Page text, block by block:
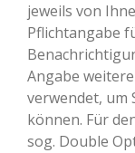
jeweils von
Pflichtangabe
Angabe
verwendet, um
können. Für
sog. Double